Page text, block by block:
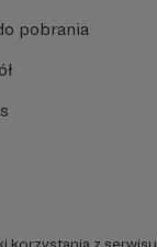
pobrania
korzystania z serwisu